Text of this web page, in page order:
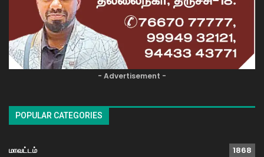
- Advertisement -
POPULAR CATEGORIES
மாவட்டம் 1868